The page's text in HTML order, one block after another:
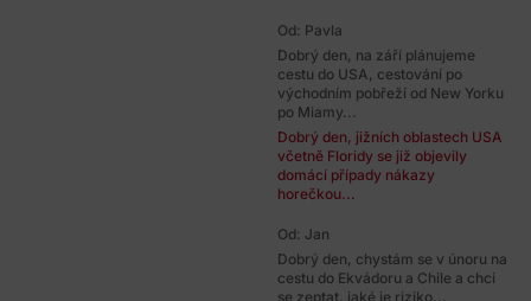
Od: Pavla
Dobrý den, na září plánujeme
cestu do USA, cestování po
východním pobřeží od New Yorku
po Miamy...
Dobrý den, jižních oblastech USA
včetně Floridy se již objevily
domácí případy nákazy
horečkou...
Od: Jan
Dobrý den, chystám se v únoru na
cestu do Ekvádoru a Chile a chci
se zeptat, jaké je riziko...